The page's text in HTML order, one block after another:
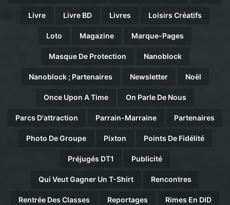
Livre Livre BD Livres Loisirs Créatifs
Loto Magazine Marque-Pages
Masque De Protection Nanoblock
Nanoblock ; Partenaires Newsletter Noël
Once Upon A Time On Parle De Nous
Parcs D'attraction Parrain-Marraine Partenaires
Photo De Groupe Pixton Points De Fidélité
Préjugés DT1 Publicité
Qui Veut Gagner Un T-Shirt Rencontres
Rentrée Des Classes Reportages Rimes En DID